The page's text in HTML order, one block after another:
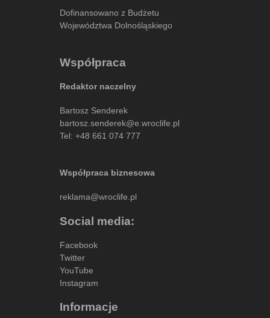
Dofinansowano z Budżetu
Województwa Dolnośląskiego
Współpraca
Redaktor naczelny
Bartosz Senderek
bartosz.senderek@e.wroclife.pl
Tel: +48 661 074 777
Współpraca biznesowa
reklama@wroclife.pl
Social media:
Facebook
Twitter
YouTube
Instagram
Informacje